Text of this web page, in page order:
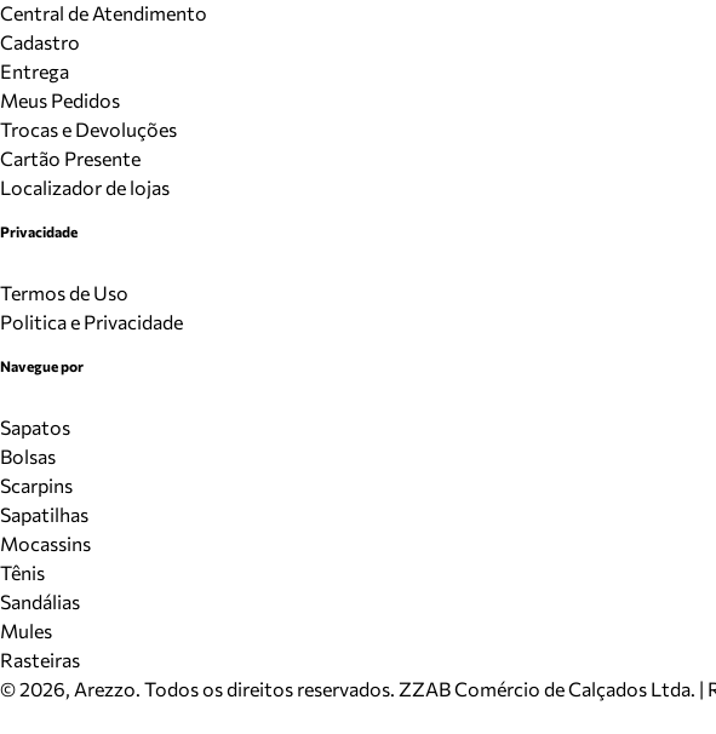
Central de Atendimento
Cadastro
Entrega
Meus Pedidos
Trocas e Devoluções
Cartão Presente
Localizador de lojas
Privacidade
Termos de Uso
Politica e Privacidade
Navegue por
Sapatos
Bolsas
Scarpins
Sapatilhas
Mocassins
Tênis
Sandálias
Mules
Rasteiras
©2026, Arezzo. Todos os direitos reservados. ZZAB Comércio de Calçados Ltda. |